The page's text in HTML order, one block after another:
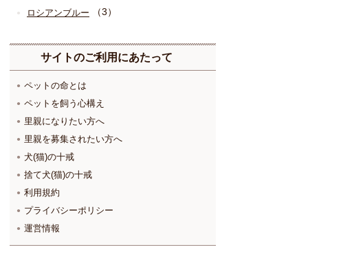
ロシアンブルー （3）
サイトのご利用にあたって
ペットの命とは
ペットを飼う心構え
里親になりたい方へ
里親を募集されたい方へ
犬(猫)の十戒
捨て犬(猫)の十戒
利用規約
プライバシーポリシー
運営情報